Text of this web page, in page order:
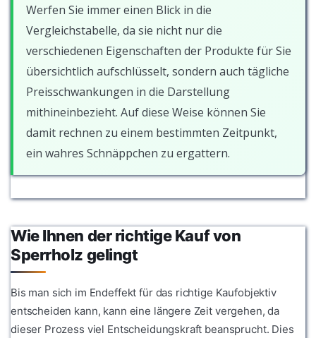
Werfen Sie immer einen Blick in die
Vergleichstabelle, da sie nicht nur die
verschiedenen Eigenschaften der Produkte für Sie
übersichtlich aufschlüsselt, sondern auch tägliche
Preisschwankungen in die Darstellung
mithineinbezieht. Auf diese Weise können Sie
damit rechnen zu einem bestimmten Zeitpunkt,
ein wahres Schnäppchen zu ergattern.
Wie Ihnen der richtige Kauf von
Sperrholz gelingt
Bis man sich im Endeffekt für das richtige Kaufobjektiv
entscheiden kann, kann eine längere Zeit vergehen, da
dieser Prozess viel Entscheidungskraft beansprucht. Dies